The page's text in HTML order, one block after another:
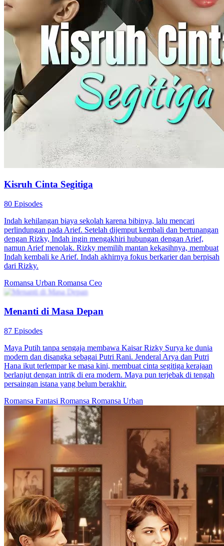
demi Ayu. Di dunia modern, Ayu tak disangka bertemu kembali
dengan cinta lamanya.
Kelahiran kembali
Romansa Periode Romantis
Dendam Berdarah
50 Episodes
Setelah keluarga Alban bebas usai membunuh adiknya, Ivy
bergabung dengan persaudaraan rahasia yang ubah pesona jadi
senjata balas dendam. Terjebak segitiga berbahaya ayah kasar dan
dua putranya, satu dari mereka justru punya tujuan sama. Saat cinta
dan benci bertabrakan, mana yang akan ia korbankan?